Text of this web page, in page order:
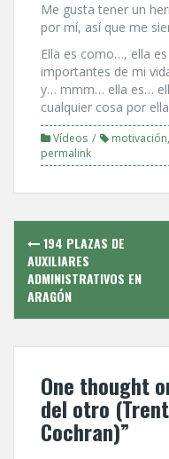
Me gusta tener un
por mí­, así­ que me
Ella es como…, ella
importantes de mi
y… mmm… ella es…
cualquier cosa por
Ví­deos motivación,
permalink
Post
navigation
194 PLAZAS DE
AUXILIARES
ADMINISTRATIVOS EN
ARAGÓN
One thought
del otro
Cochran)”